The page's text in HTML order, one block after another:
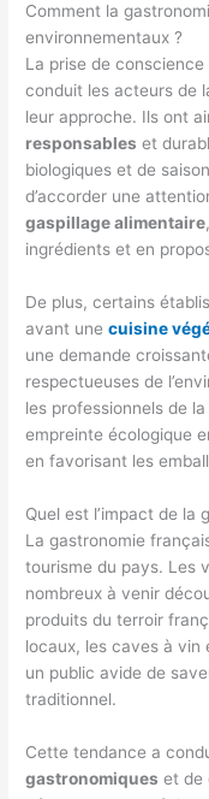
Comment la
environnementaux ?
La prise de
conduit les acteurs de
leur approche. Ils ont
responsables et
biologiques et de
d’accorder une
gaspillage alimentaire
ingrédients et en
De plus, certains
avant unecuisine
une demande
respectueuses de
les professionnels de
empreinte écologique
en favorisant les
Quel est l’impact de la
La gastronomie
tourisme du pays. Les
nombreux à venir
produits du terroir
locaux, les caves à
un public avide de
traditionnel.
Cette tendance a
gastronomiques et de